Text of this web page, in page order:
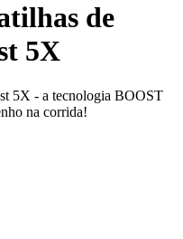
de
5X
5X - a tecnologia BOOST
na corrida!